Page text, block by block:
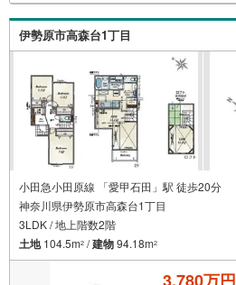
伊勢原市高森台1丁目
小田急小田原線 「愛甲石田」駅 徒歩20分
神奈川県伊勢原市高森台1丁目
3LDK / 地上階数2階
土地104.5m2 /建物94.18m2
3,780万円